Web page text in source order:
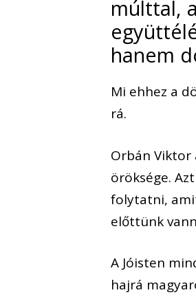
múlttal,
hanem
Mi ehhez a
rá.
Orbán Viktor
öröksége.
folytatni,
előttünk
A Jóisten
hajrá